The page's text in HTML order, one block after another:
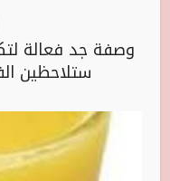
وصفة جد فعالة
ستلاحظين